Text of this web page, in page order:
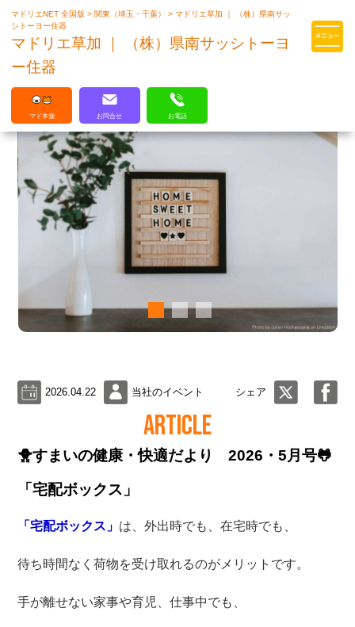
マドリエはLIXILの厳しい基準を
マドリエNET 全国版> 関東（埼玉・千葉）>マドリエ草加 ｜ （株）県南サッ
シトーヨー住器
マドリエ草加 ｜ （株）県南サッシトーヨ
ー住器
マド本舗 お問合せ お電話
2026.04.22 当社のイベント シェア
ARTICLE
🐥すまいの健康・快適だより 2026・5月号🐸
「宅配ボックス」